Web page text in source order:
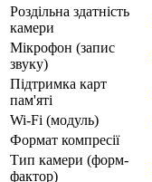
Роздільна здатність
камери
Мікрофон (запис
звуку)
Підтримка карт
пам'яті
Wi-Fi (модуль)
Формат компресії
Тип камери (форм-
фактор)